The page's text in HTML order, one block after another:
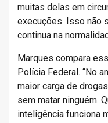
muitas delas em
execuções. Isso não
continua na
Marques compara
Polícia Federal. “No
maior carga de
sem matar ninguém.
inteligência funciona